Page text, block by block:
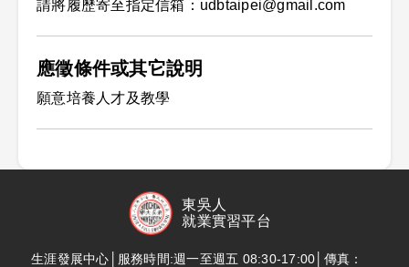
請將履歷寄至指定信箱：udbtaipei@gmail.com
應徵條件或其它說明
願意培養人才及教學
東吳人
就業實習平台
生涯發展中心│服務時間:週一至週五 08:30-17:00│傳真：